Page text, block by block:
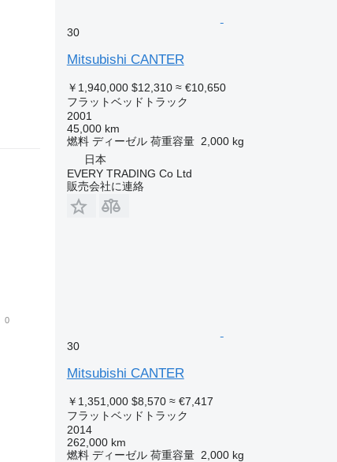
30
Mitsubishi CANTER
￥1,940,000 $12,310 ≈ €10,650
フラットベッドトラック
2001
45,000 km
燃料 ディーゼル 荷重容量 2,000 kg
日本
EVERY TRADING Co Ltd
販売会社に連絡
30
Mitsubishi CANTER
￥1,351,000 $8,570 ≈ €7,417
フラットベッドトラック
2014
262,000 km
燃料 ディーゼル 荷重容量 2,000 kg